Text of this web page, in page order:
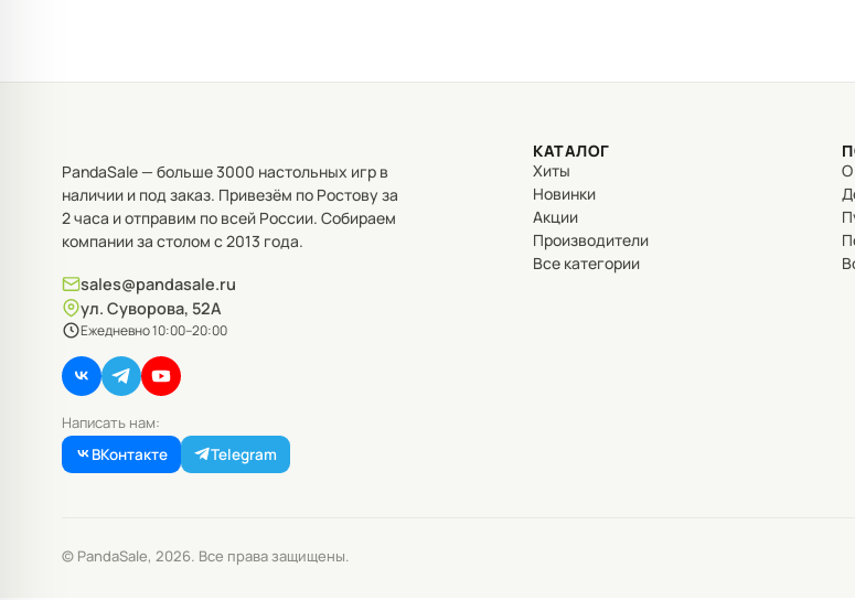
PandaSale — больше 3000 настольных игр в
наличии и под заказ. Привезём по Ростову за
2 часа и отправим по всей России. Собираем
компании за столом с 2013 года.
sales@pandasale.ru
ул. Суворова, 52А
Ежедневно 10:00–20:00
Написать нам:
ВКонтакте
Telegram
КАТАЛОГ
Хиты
Новинки
Акции
Производители
Все категории
О
© PandaSale, 2026. Все права защищены.